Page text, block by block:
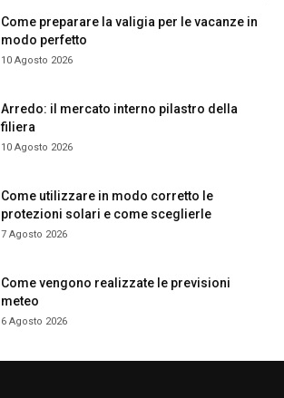
Come preparare la valigia per le vacanze in
modo perfetto
10 Agosto 2026
Arredo: il mercato interno pilastro della
filiera
10 Agosto 2026
Come utilizzare in modo corretto le
protezioni solari e come sceglierle
7 Agosto 2026
Come vengono realizzate le previsioni
meteo
6 Agosto 2026